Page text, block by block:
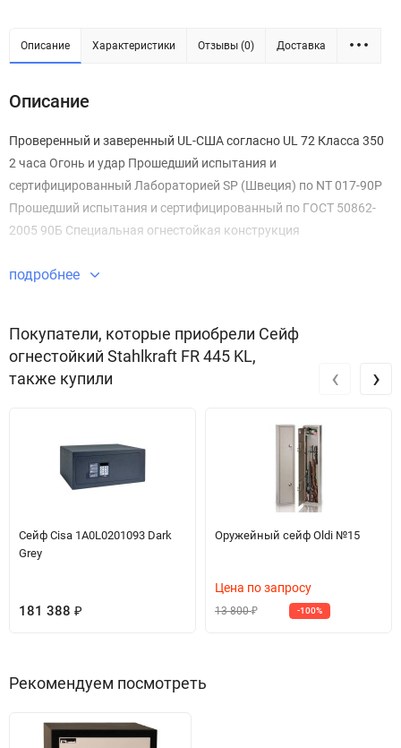
Описание Характеристики Отзывы (0) Доставка
Описание
Проверенный и заверенный UL-США согласно UL 72 Класса 350
2 часа Огонь и удар Прошедший испытания и
сертифицированный Лабораторией SP (Швеция) по NT 017-90P
Прошедший испытания и сертифицированный по ГОСТ 50862-
2005 90Б Специальная огнестойкая конструкция
подробнее
Покупатели, которые приобрели Сейф
огнестойкий Stahlkraft FR 445 KL,
также купили
Сейф Cisa 1A0L0201093 Dark
Grey
181 388 ₽
Оружейный сейф Oldi №15
Цена по запросу
13 800₽ -100%
‹ ›
Рекомендуем посмотреть